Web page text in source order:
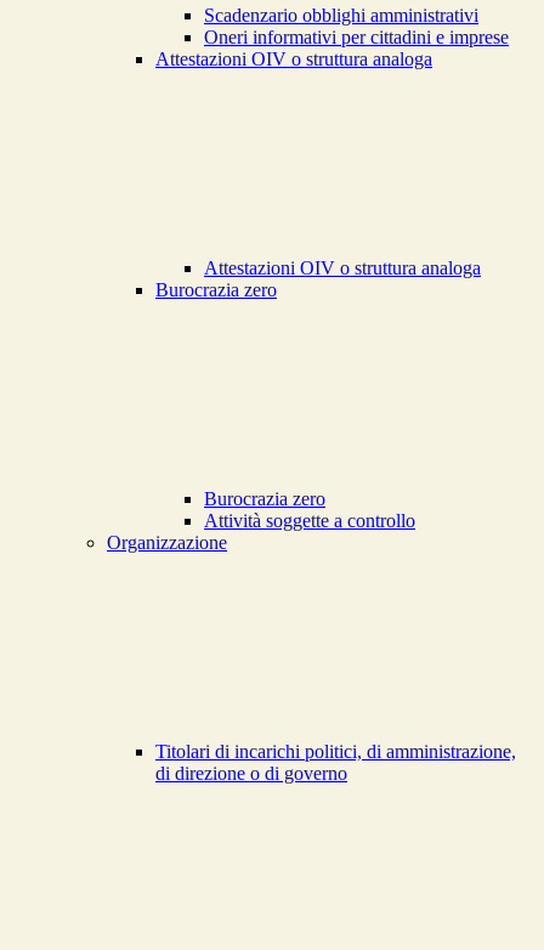
Scadenzario obblighi amministrativi
Oneri informativi per cittadini e imprese
Attestazioni OIV o struttura analoga
Attestazioni OIV o struttura analoga
Burocrazia zero
Burocrazia zero
Attività soggette a controllo
Organizzazione
Titolari di incarichi politici, di amministrazione,
di direzione o di governo